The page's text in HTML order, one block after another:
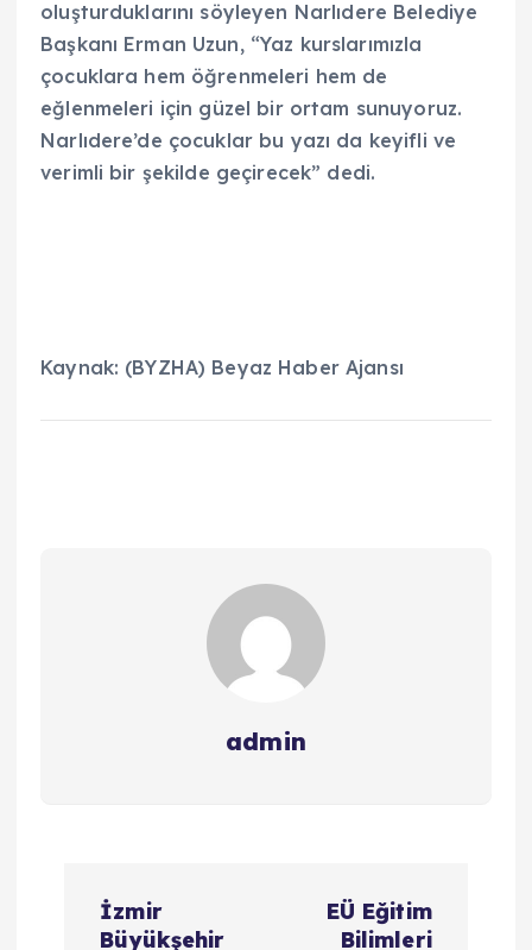
oluşturduklarını söyleyen Narlıdere Belediye
Başkanı Erman Uzun, “Yaz kurslarımızla
çocuklara hem öğrenmeleri hem de
eğlenmeleri için güzel bir ortam sunuyoruz.
Narlıdere’de çocuklar bu yazı da keyifli ve
verimli bir şekilde geçirecek” dedi.
Kaynak: (BYZHA) Beyaz Haber Ajansı
admin
İzmir
Büyükşehir
EÜ Eğitim
Bilimleri